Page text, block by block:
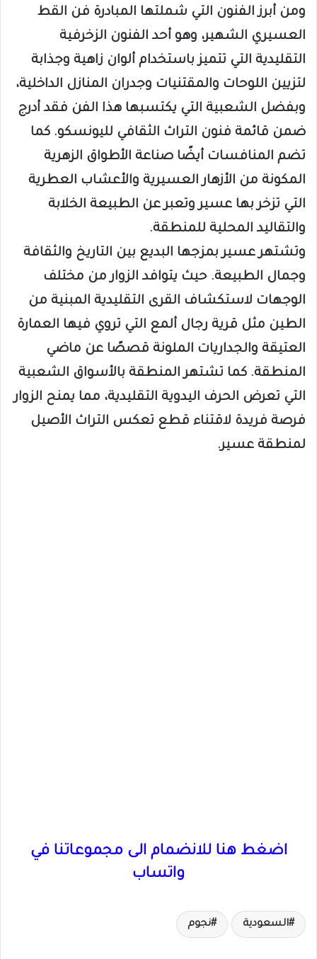
ومن أبرز الفنون التي شملتها المبادرة فن القط
العسيري الشهير، وهو أحد الفنون الزخرفية
التقليدية التي تتميز باستخدام ألوان زاهية وجذابة
لتزيين اللوحات والمقتنيات وجدران المنازل الداخلية،
وبفضل الشعبية التي يكتسبها هذا الفن فقد أدرج
ضمن قائمة فنون التراث الثقافي لليونسكو. كما
تضم المنافسات أيضًا صناعة الأطواق الزهرية
المكونة من الأزهار العسيرية والأعشاب العطرية
التي تزخر بها عسير وتعبر عن الطبيعة الخلابة
والتقاليد المحلية للمنطقة.
وتشتهر عسير بمزجها البديع بين التاريخ والثقافة
وجمال الطبيعة. حيث يتوافد الزوار من مختلف
الوجهات لاستكشاف القرى التقليدية المبنية من
الطين مثل قرية رجال ألمع التي تروي فيها العمارة
العتيقة والجداريات الملونة قصصًا عن ماضي
المنطقة. كما تشتهر المنطقة بالأسواق الشعبية
التي تعرض الحرف اليدوية التقليدية، مما يمنح الزوار
فرصة فريدة لاقتناء قطع تعكس التراث الأصيل
لمنطقة عسير.
اضغط هنا للانضمام الى مجموعاتنا في
واتساب
السعودية نجوم